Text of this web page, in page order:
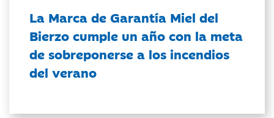
La Marca de Garantía Miel del
Bierzo cumple un año con la meta
de sobreponerse a los incendios
del verano